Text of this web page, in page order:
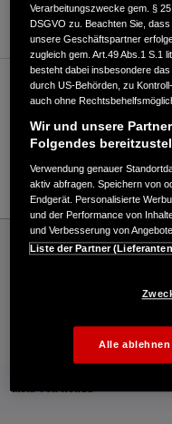
WEBSITE
Verkauf /
09928/505
E-Mail
Honda
Rasen und Garten
Rudolf Hagengruber - Garten –
Mehr von Honda
Verarbeitungszwecke gem. §
DSGVO zu. Beachten Sie,
unsere Geschäftspartner
zugleich gem. Art.49 Abs.1 S.1
besteht dabei insbesondere
durch US-Behörden, zu
auch ohne
Wir und unsere
Folgendes
Verwendung genauer
aktiv abfragen. Speichern von
Endgerät. Personalisierte
und der Performance von
und Verbesserung von
Liste der Partner
Alle ablehnen